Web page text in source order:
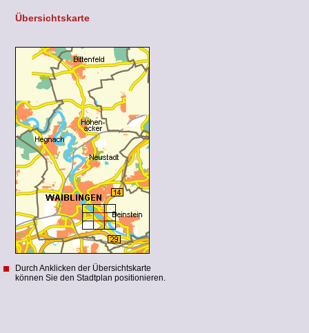
Übersichtskarte
Durch Anklicken der Übersichtskarte
können Sie den Stadtplan positionieren.